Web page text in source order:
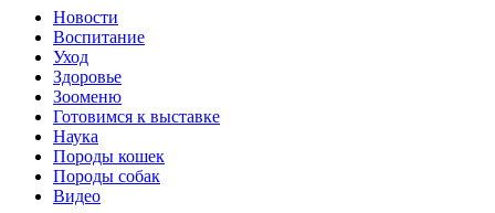
Новости
Воспитание
Уход
Здоровье
Зооменю
Готовимся к выставке
Наука
Породы кошек
Породы собак
Видео